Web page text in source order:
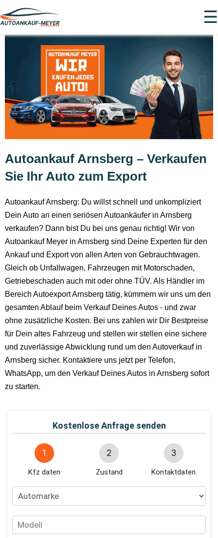
☰
Autoankauf Arnsberg – Verkaufen
Sie Ihr Auto zum Export
Autoankauf Arnsberg: Du willst schnell und unkompliziert
Dein Auto an einen seriösen Autoankäufer in Arnsberg
verkaufen? Dann bist Du bei uns genau richtig! Wir von
Autoankauf Meyer in Arnsberg sind Deine Experten für den
Ankauf und Export von allen Arten von Gebrauchtwagen.
Gleich ob Unfallwagen, Fahrzeugen mit Motorschaden,
Getriebeschaden auch mit oder ohne TÜV. Als Händler im
Bereich Autoexport Arnsberg tätig, kümmern wir uns um den
gesamten Ablauf beim Verkauf Deines Autos - und zwar
ohne zusätzliche Kosten. Bei uns zahlen wir Dir Bestpreise
für Dein altes Fahrzeug und stellen wir stellen eine sichere
und zuverlässige Abwicklung rund um den Autoverkauf in
Arnsberg sicher. Kontaktiere uns jetzt per Telefon,
WhatsApp, um den Verkauf Deines Autos in Arnsberg sofort
zu starten.